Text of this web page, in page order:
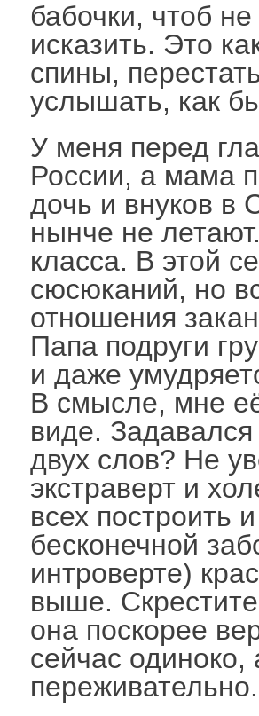
бабочки, чтоб
исказить. Это
спины,
услышать, как
У меня перед
России, а мама
дочь и внуков
нынче не
класса. В этой
сюсюканий, но
отношения
Папа подруги
и даже
В смысле, мне
виде.
двух слов? Не
экстраверт и
всех построить
бесконечной
интроверте)
выше.
она поскорее
сейчас одиноко,
переживательно.